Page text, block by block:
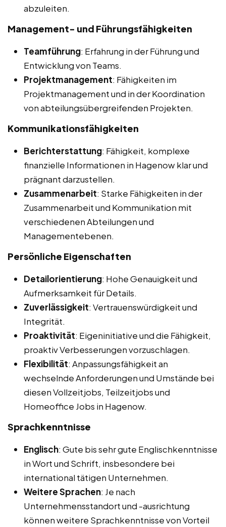
abzuleiten.
Management- und Führungsfähigkeiten
Teamführung: Erfahrung in der Führung und
Entwicklung von Teams.
Projektmanagement: Fähigkeiten im
Projektmanagement und in der Koordination
von abteilungsübergreifenden Projekten.
Kommunikationsfähigkeiten
Berichterstattung: Fähigkeit, komplexe
finanzielle Informationen in Hagenow klar und
prägnant darzustellen.
Zusammenarbeit: Starke Fähigkeiten in der
Zusammenarbeit und Kommunikation mit
verschiedenen Abteilungen und
Managementebenen.
Persönliche Eigenschaften
Detailorientierung: Hohe Genauigkeit und
Aufmerksamkeit für Details.
Zuverlässigkeit: Vertrauenswürdigkeit und
Integrität.
Proaktivität: Eigeninitiative und die Fähigkeit,
proaktiv Verbesserungen vorzuschlagen.
Flexibilität: Anpassungsfähigkeit an
wechselnde Anforderungen und Umstände bei
diesen Vollzeitjobs, Teilzeitjobs und
Homeoffice Jobs in Hagenow.
Sprachkenntnisse
Englisch: Gute bis sehr gute Englischkenntnisse
in Wort und Schrift, insbesondere bei
international tätigen Unternehmen.
Weitere Sprachen: Je nach
Unternehmensstandort und -ausrichtung
können weitere Sprachkenntnisse von Vorteil